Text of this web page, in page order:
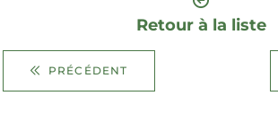
PRÉCÉDENT
Retour à la liste